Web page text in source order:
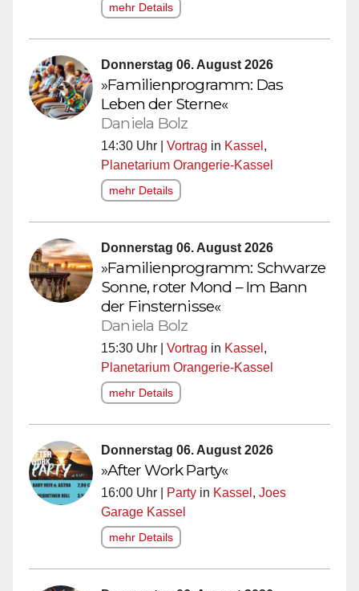
mehr Details
Donnerstag 06. August 2026
»Familienprogramm: Das
Leben der Sterne«
Daniela Bolz
14:30 Uhr | Vortrag in Kassel ,
Planetarium Orangerie-Kassel
mehr Details
Donnerstag 06. August 2026
»Familienprogramm: Schwarze
Sonne, roter Mond – Im Bann
der Finsternisse«
Daniela Bolz
15:30 Uhr | Vortrag in Kassel ,
Planetarium Orangerie-Kassel
mehr Details
Donnerstag 06. August 2026
»After Work Party«
16:00 Uhr | Party in Kassel , Joes
Garage Kassel
mehr Details